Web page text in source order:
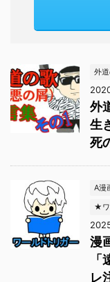
外
外
生
死
A漫
★ワ
漫
レ